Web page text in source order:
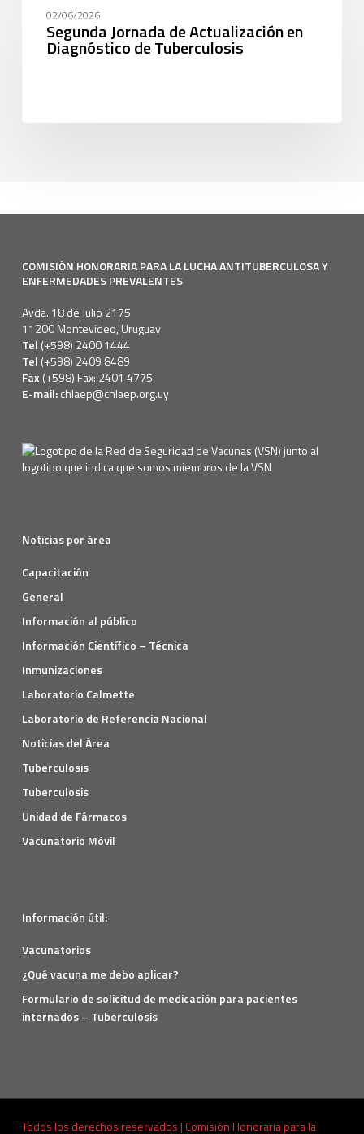
CAPACITACIÓN
02/06/2026
Segunda Jornada de Actualización en
Diagnóstico de Tuberculosis
COMISIÓN HONORARIA PARA LA LUCHA ANTITUBERCULOSA Y
ENFERMEDADES PREVALENTES
Avda. 18 de Julio 2175
11200 Montevideo, Uruguay
Tel (+598) 2400 1444
Tel (+598) 2409 8489
Fax (+598) Fax: 2401 4775
E-mail:chlaep@chlaep.org.uy
Noticias por área
Capacitación
General
Información al público
Información Científico – Técnica
Inmunizaciones
Laboratorio Calmette
Laboratorio de Referencia Nacional
Noticias del Área
Tuberculosis
Tuberculosis
Unidad de Fármacos
Vacunatorio Móvil
Información útil:
Vacunatorios
¿Qué vacuna me debo aplicar?
Formulario de solicitud de medicación para pacientes
internados – Tuberculosis
Todos los derechos reservados | Comisión Honoraria para la